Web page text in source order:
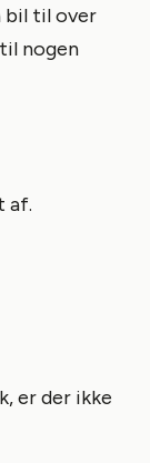
bil til over
nogen
af.
er der ikke